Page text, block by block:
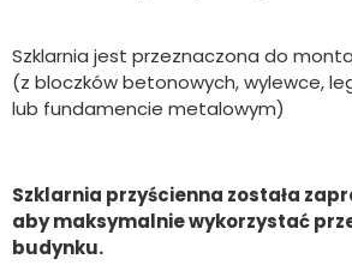
Szklarnia jest przeznaczona do
(z bloczków betonowych, wylewce,
lub fundamencie metalowym)
Szklarnia przyścienna została
aby maksymalnie wykorzystać
budynku.